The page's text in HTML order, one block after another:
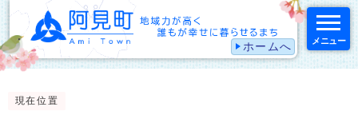
ホームへ メニュー
現在位置